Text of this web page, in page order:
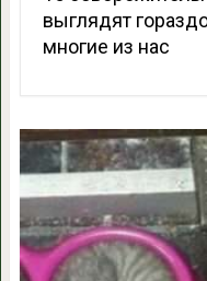
выглядят
многие из нас